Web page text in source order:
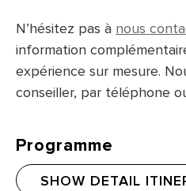
N’hésitez pas à nous
information
expérience sur mesure.
conseiller, par téléphone
Programme
SHOW DETAIL